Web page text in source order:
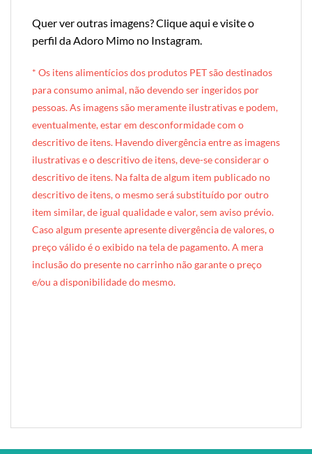
Quer ver outras imagens?Clique aqui e visite o
perfil da Adoro Mimo no Instagram
* Os itens alimentícios dos produtos PET são destinados
para consumo animal, não devendo ser ingeridos por
pessoas. As imagens são meramente ilustrativas e podem,
eventualmente, estar em desconformidade com o
descritivo de itens. Havendo divergência entre as imagens
ilustrativas e o descritivo de itens, deve-se considerar o
descritivo de itens. Na falta de algum item publicado no
descritivo de itens, o mesmo será substituído por outro
item similar, de igual qualidade e valor, sem aviso prévio.
Caso algum presente apresente divergência de valores, o
preço válido é o exibido na tela de pagamento. A mera
inclusão do presente no carrinho não garante o preço
e/ou a disponibilidade do mesmo.